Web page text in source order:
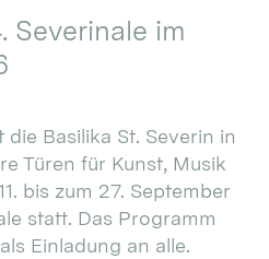
Severinale im
Basilika St. Severin in
Türen für Kunst, Musik
bis zum 27. September
statt. Das Programm
Einladung an alle.